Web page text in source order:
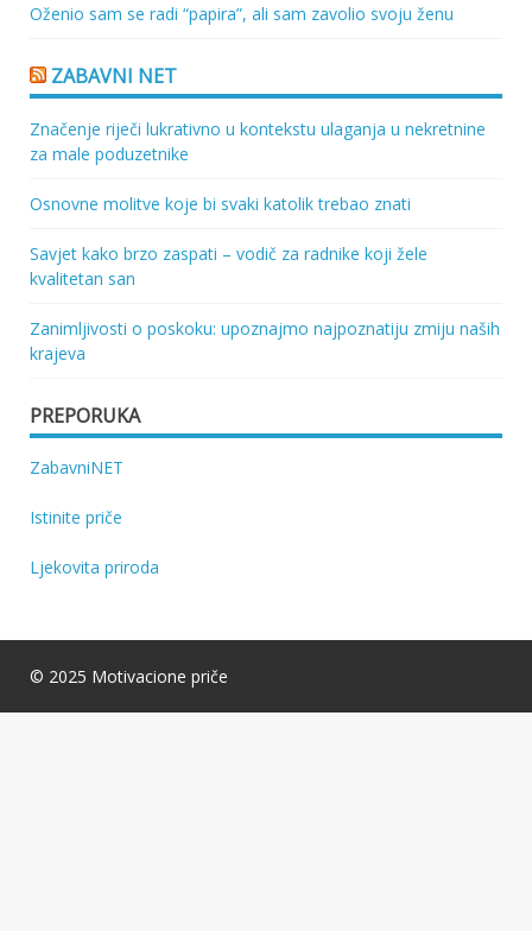
Oženio sam se radi “papira”, ali sam zavolio svoju ženu
ZABAVNI NET
Značenje riječi lukrativno u kontekstu ulaganja u nekretnine
za male poduzetnike
Osnovne molitve koje bi svaki katolik trebao znati
Savjet kako brzo zaspati – vodič za radnike koji žele
kvalitetan san
Zanimljivosti o poskoku: upoznajmo najpoznatiju zmiju naših
krajeva
PREPORUKA
ZabavniNET
Istinite priče
Ljekovita priroda
© 2025 Motivacione priče